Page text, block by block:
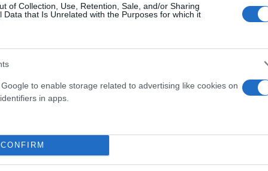
of Collection, Use, Retention, Sale, and/or Sharing
Data that Is Unrelated with the Purposes for which it
to enable storage related to advertising like cookies on
in apps.
CONFIRM
παρουσίαση του
στο γήπεδο
επιστήμονες ρίχνουν φως στις